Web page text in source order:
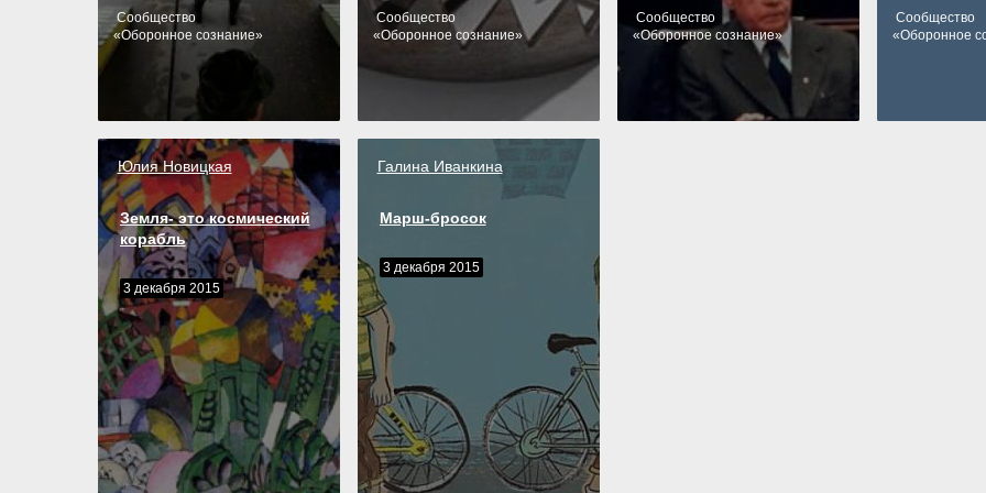
Cообщество
«Оборонное сознание»
Cообщество
«Оборонное сознание»
Cообщество
«Оборонное сознание»
Cообщество
«Оборонное
Юлия Новицкая
Земля- это космический
корабль
3 декабря 2015
Галина Иванкина
Марш-бросок
3 декабря 2015